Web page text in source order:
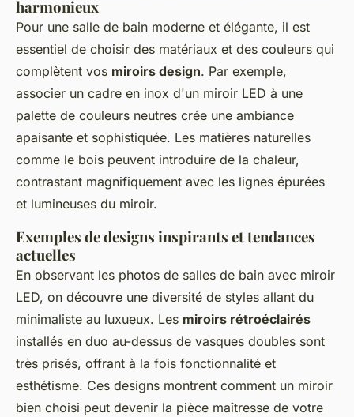
harmonieux
Pour une salle de bain moderne et élégante, il est
essentiel de choisir des matériaux et des couleurs qui
complètent vos miroirs design. Par exemple,
associer un cadre en inox d'un miroir LED à une
palette de couleurs neutres crée une ambiance
apaisante et sophistiquée. Les matières naturelles
comme le bois peuvent introduire de la chaleur,
contrastant magnifiquement avec les lignes épurées
et lumineuses du miroir.
Exemples de designs inspirants et tendances
actuelles
En observant les photos de salles de bain avec miroir
LED, on découvre une diversité de styles allant du
minimaliste au luxueux. Les miroirs rétroéclairés
installés en duo au-dessus de vasques doubles sont
très prisés, offrant à la fois fonctionnalité et
esthétisme. Ces designs montrent comment un miroir
bien choisi peut devenir la pièce maîtresse de votre